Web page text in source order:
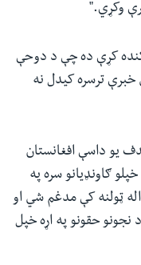
وکړي."
کړې ده چې د دوحې
خبرې ترسره کیدل نه
یو داسې افغانستان
ګاونډیانو سره په
ټولنه کې مدغم شي او
حقونو په اړه خپل